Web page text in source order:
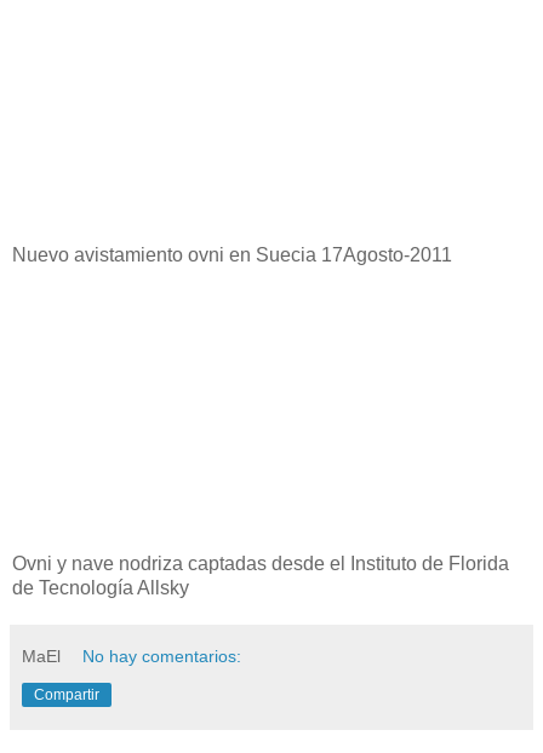
Nuevo avistamiento ovni en Suecia 17Agosto-2011
Ovni y nave nodriza captadas desde el Instituto de Florida
de Tecnología Allsky
MaEl No hay comentarios:
Compartir